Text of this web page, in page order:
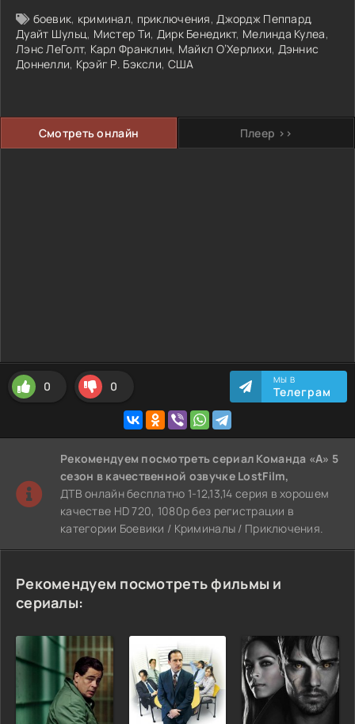
боевик, криминал, приключения,Джордж Пеппард,
Дуайт Шульц, Мистер Ти, Дирк Бенедикт, Мелинда Кулеа,
Лэнс ЛеГолт, Карл Франклин, Майкл О’Херлихи, Дэннис
Доннелли, Крэйг Р. Бэксли, США
Смотреть онлайн Плеер >>
0 0 МЫ В
Телеграм
Рекомендуем посмотреть сериал Команда «А» 5
сезон в качественной озвучке LostFilm,
ДТВ онлайн бесплатно 1-12,13,14 серия в хорошем
качестве HD 720, 1080p без регистрации в
категории Боевики / Криминалы / Приключения.
Рекомендуем посмотреть фильмы и
сериалы: